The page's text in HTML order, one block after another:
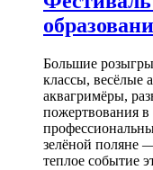
Большие
классы, весёлые
аквагримёры,
пожертвования
зелёной поляне
теплое событие